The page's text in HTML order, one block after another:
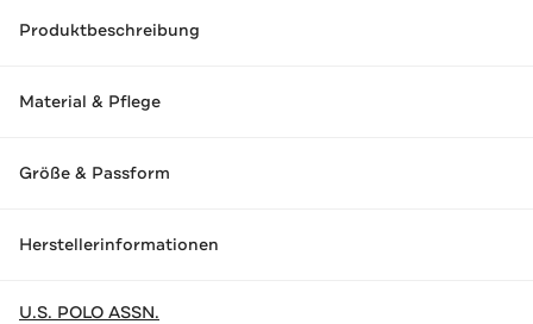
Produktbeschreibung
Material & Pflege
Größe & Passform
Herstellerinformationen
U.S. POLO ASSN.